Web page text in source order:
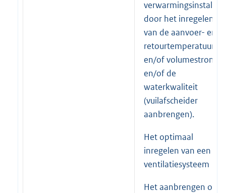
door het inregelen
van de aanvoer- en
retourtemperatuur
en/of volumestromen
en/of de
waterkwaliteit
(vuilafscheider
aanbrengen).
Het optimaal
inregelen van een
ventilatiesysteem
Het aanbrengen of